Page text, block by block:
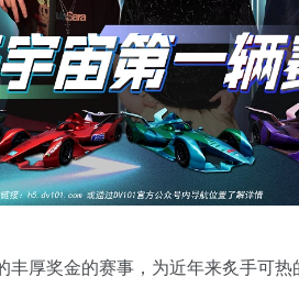
厚奖金的赛事，为近年来炙手可